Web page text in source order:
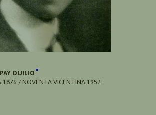
DUILIO
1876 / NOVENTA VICENTINA 1952